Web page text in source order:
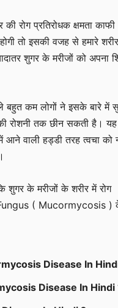
की रोग प्रतिरोधक क्षमता काफी
तो इसकी वजह से हमारे
शुगर के मरीजों को अपना
कम लोगों ने इसके बारे में
रोशनी तक छीन सकती है। यह
वाली हड्डी तरह त्वचा को
शुगर के मरीजों के शरीर में रोग
Fungus ( Mucormycosis )
Disease In
Disease In Hindi